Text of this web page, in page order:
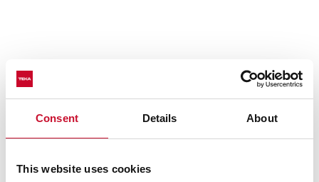
Consent Details About
This website uses cookies
Se encarga de ajustar la presión del agua para unos